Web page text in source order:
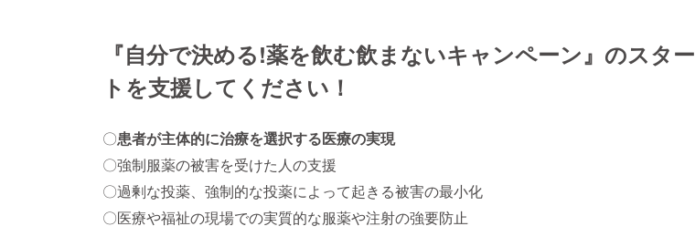
『自分で決める!薬を飲む飲まないキャンペーン』のスター
トを支援してください！
〇患者が主体的に治療を選択する医療の実現
〇強制服薬の被害を受けた人の支援
〇過剰な投薬、強制的な投薬によって起きる被害の最小化
〇医療や福祉の現場での実質的な服薬や注射の強要防止